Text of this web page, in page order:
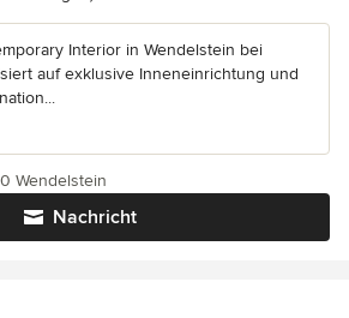
Interior in Wendelstein bei
auf exklusive Inneneinrichtung und
Nachricht
Wendelstein